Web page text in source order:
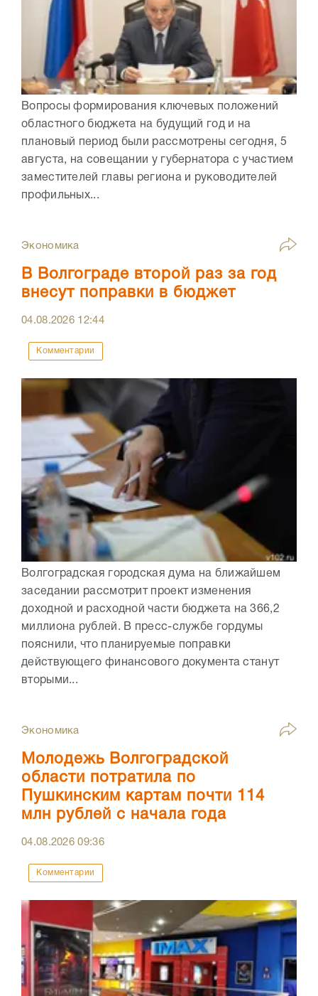
Вопросы формирования ключевых положений
областного бюджета на будущий год и на
плановый период были рассмотрены сегодня, 5
августа, на совещании у губернатора с участием
заместителей главы региона и руководителей
профильных...
Экономика
В Волгограде второй раз за год
внесут поправки в бюджет
04.08.2026 12:44
Комментарии
Волгоградская городская дума на ближайшем
заседании рассмотрит проект изменения
доходной и расходной части бюджета на 366,2
миллиона рублей. В пресс-службе гордумы
пояснили, что планируемые поправки
действующего финансового документа станут
вторыми...
Экономика
Молодежь Волгоградской
области потратила по
Пушкинским картам почти 114
млн рублей с начала года
04.08.202609:36
Комментарии